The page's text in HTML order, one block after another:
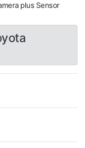
plus Sensor